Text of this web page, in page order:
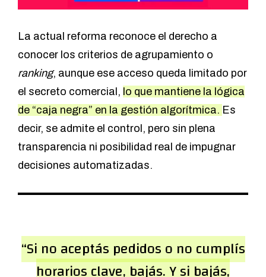
La actual reforma reconoce el derecho a
conocer los criterios de agrupamiento o
ranking, aunque ese acceso queda limitado por
el secreto comercial, lo que mantiene la lógica
de “caja negra” en la gestión algorítmica. Es
decir, se admite el control, pero sin plena
transparencia ni posibilidad real de impugnar
decisiones automatizadas.
“Si no aceptás pedidos o no cumplís
horarios clave, bajás. Y si bajás,